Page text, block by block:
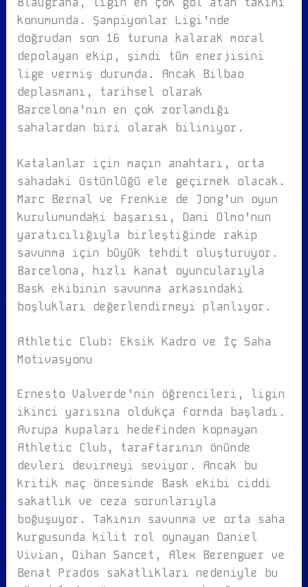
konumunda. Şampiyonlar Ligi’nde
doğrudan son 16 turuna kalarak moral
depolayan ekip, şimdi tüm enerjisini
lige vermiş durumda. Ancak Bilbao
deplasmanı, tarihsel olarak
Barcelona’nın en çok zorlandığı
sahalardan biri olarak biliniyor.
Katalanlar için maçın anahtarı, orta
sahadaki üstünlüğü ele geçirmek olacak.
Marc Bernal ve Frenkie de Jong’un oyun
kurulumundaki başarısı, Dani Olmo’nun
yaratıcılığıyla birleştiğinde rakip
savunma için büyük tehdit oluşturuyor.
Barcelona, hızlı kanat oyuncularıyla
Bask ekibinin savunma arkasındaki
boşlukları değerlendirmeyi planlıyor.
Athletic Club: Eksik Kadro ve İç Saha
Motivasyonu
Ernesto Valverde’nin öğrencileri, ligin
ikinci yarısına oldukça formda başladı.
Avrupa kupaları hedefinden kopmayan
Athletic Club, taraftarının önünde
devleri devirmeyi seviyor. Ancak bu
kritik maç öncesinde Bask ekibi ciddi
sakatlık ve ceza sorunlarıyla
boğuşuyor. Takımın savunma ve orta saha
kurgusunda kilit rol oynayan Daniel
Vivian, Oihan Sancet, Alex Berenguer ve
Benat Prados sakatlıkları nedeniyle bu